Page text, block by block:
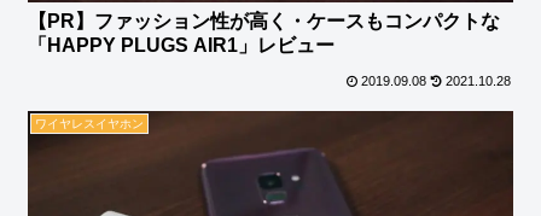
【PR】ファッション性が高く・ケースもコンパクトな
「HAPPY PLUGS AIR1」レビュー
2019.09.08 2021.10.28
ワイヤレスイヤホン